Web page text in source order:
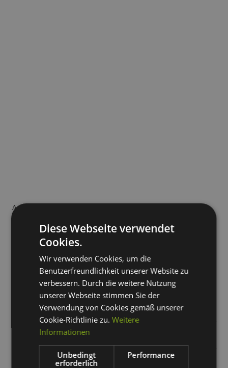
Ausgewählte Onlineshop Referenzen
Shop Beispiele von WEBneo
Weitere Beispiele finden Sie auch
Jetzt unverbindliches Erstgespräch anfragen
Diese Webseite verwendet
Cookies.
Wir verwenden Cookies, um die
Benutzerfreundlichkeit unserer Website zu
verbessern. Durch die weitere Nutzung
unserer Webseite stimmen Sie der
Verwendung von Cookies gemäß unserer
Cookie-Richtlinie zu.Weitere
Informationen
Unbedingt
erforderlich
Performance